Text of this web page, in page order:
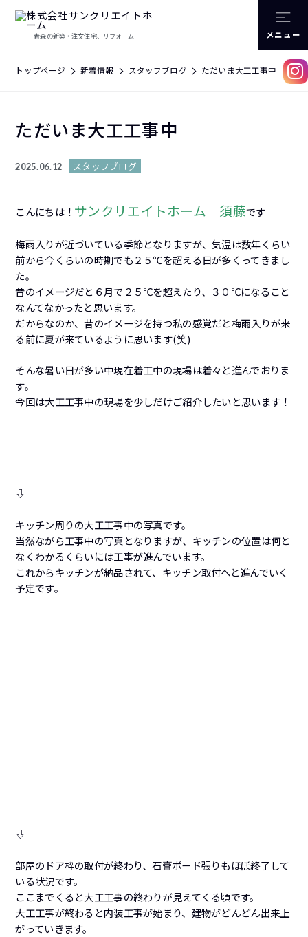
青森の新築・注文住宅、リフォーム メニュー
トップページ 新着情報 スタッフブログ ただいま大工工事中
ただいま大工工事中
2025.06.12 スタッフブログ
こんにちは！ サンクリエイトホーム 須藤です
梅雨入りが近づいている季節となりますが、気温は数年くらい
前から今くらいの時期でも２５℃を超える日が多くってきまし
た。
昔のイメージだと６月で２５℃を超えたり、３０℃になること
なんてなかったと思います。
だからなのか、昔のイメージを持つ私の感覚だと梅雨入りが来
る前に夏が来ているように思います(笑)
そんな暑い日が多い中現在着工中の現場は着々と進んでおりま
す。
今回は大工工事中の現場を少しだけご紹介したいと思います！
⇩
キッチン周りの大工工事中の写真です。
当然ながら工事中の写真となりますが、キッチンの位置は何と
なくわかるくらいには工事が進んでいます。
これからキッチンが納品されて、キッチン取付へと進んでいく
予定です。
⇩
部屋のドア枠の取付が終わり、石膏ボード張りもほぼ終了して
いる状況です。
ここまでくると大工工事の終わりが見えてくる頃です。
大工工事が終わると内装工事が始まり、建物がどんどん出来上
がっていきます。